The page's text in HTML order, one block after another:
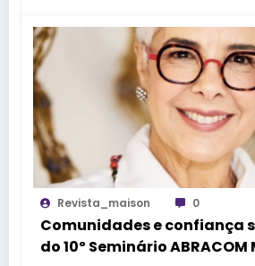
Revista_maison 0
Comunidades e confiança
do 10º Seminário ABRACOM